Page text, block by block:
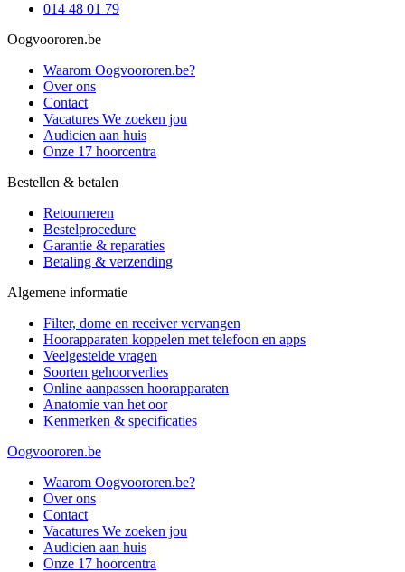
014 48 01 79
Oogvoororen.be
Waarom Oogvoororen.be?
Over ons
Contact
Vacatures We zoeken jou
Audicien aan huis
Onze 17 hoorcentra
Bestellen & betalen
Retourneren
Bestelprocedure
Garantie & reparaties
Betaling & verzending
Algemene informatie
Filter, dome en receiver vervangen
Hoorapparaten koppelen met telefoon en apps
Veelgestelde vragen
Soorten gehoorverlies
Online aanpassen hoorapparaten
Anatomie van het oor
Kenmerken & specificaties
Oogvoororen.be
Waarom Oogvoororen.be?
Over ons
Contact
Vacatures We zoeken jou
Audicien aan huis
Onze 17 hoorcentra